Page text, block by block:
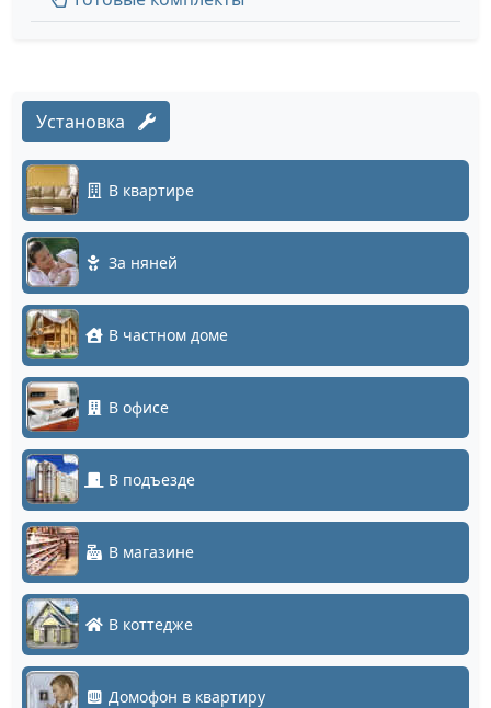
Установка
В квартире
За няней
В частном доме
В офисе
В подъезде
В магазине
В коттедже
Домофон в квартиру